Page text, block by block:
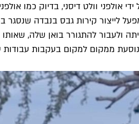
אולפני וולט דיסני, בדיוק כמו
נוסעת ממקום למקום בעקבות